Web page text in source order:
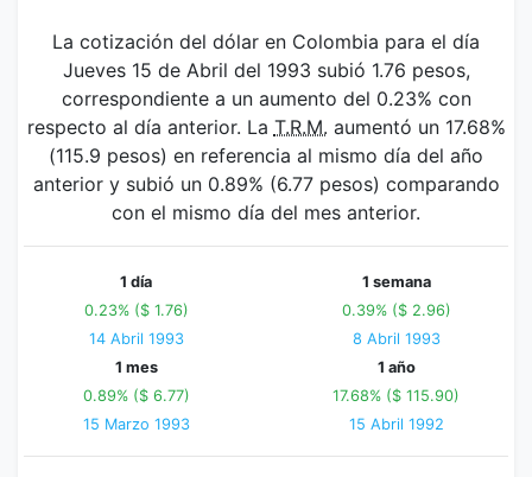
La cotización del dólar en Colombia para el día
Jueves 15 de Abril del 1993 subió 1.76 pesos,
correspondiente a un aumento del 0.23% con
respecto al día anterior. La T.R.M. aumentó un 17.68%
(115.9 pesos) en referencia al mismo día del año
anterior y subió un 0.89% (6.77 pesos) comparando
con el mismo día del mes anterior.
1 día
0.23% ($ 1.76)
14 Abril 1993
1 semana
0.39% ($ 2.96)
8 Abril 1993
1 mes
0.89% ($ 6.77)
15 Marzo 1993
1 año
17.68% ($ 115.90)
15 Abril 1992